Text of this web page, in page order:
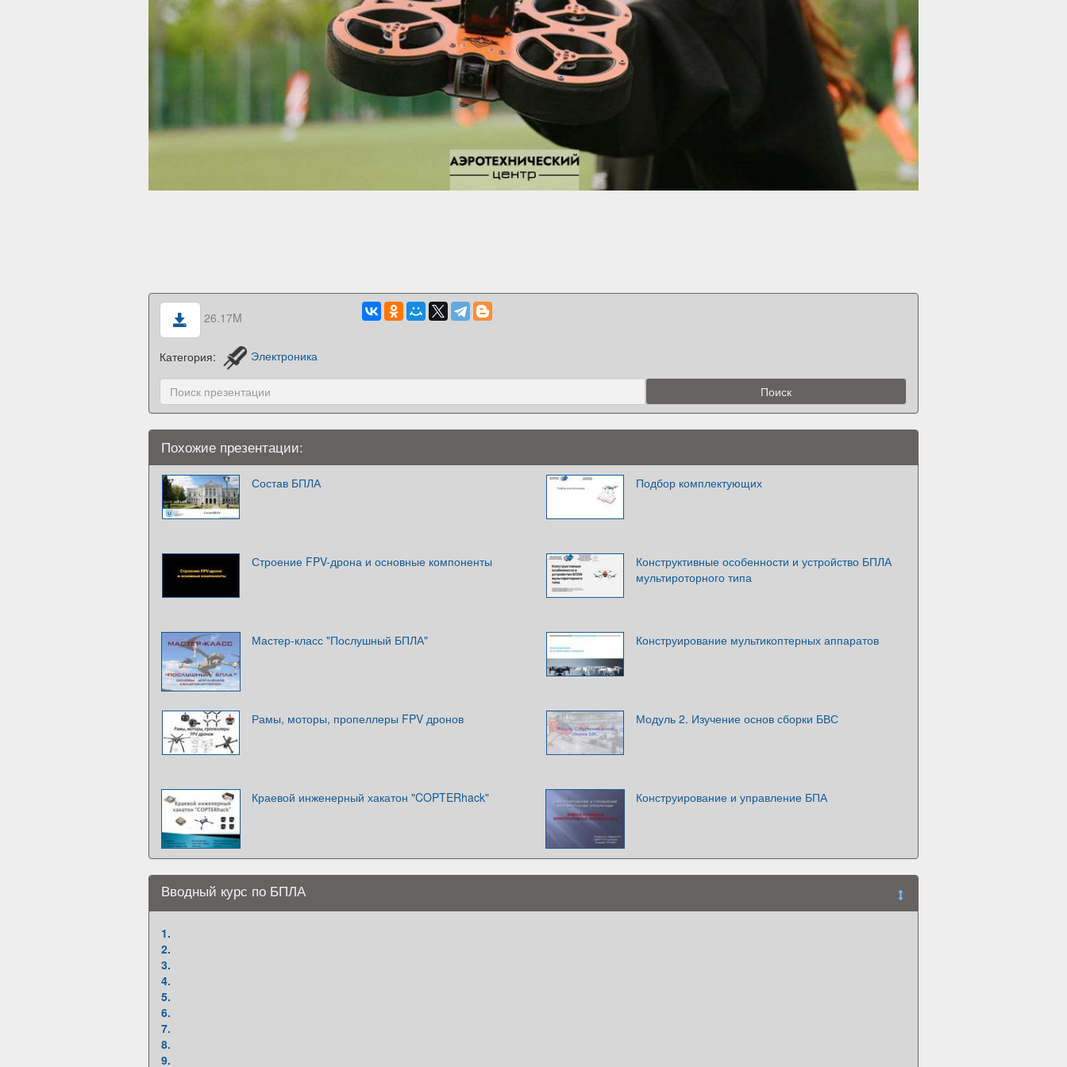
26.17M
Категория: Электроника
Похожие презентации:
Состав БПЛА Подбор комплектующих
Строение FPV-дрона и основные компоненты
Конструктивные особенности и устройство БПЛА
мультироторного типа
Мастер-класс "Послушный БПЛА" Конструирование мультикоптерных аппаратов
Рамы, моторы, пропеллеры FPV дронов Модуль 2. Изучение основ сборки БВС
Краевой инженерный хакатон "COPTERhack" Конструирование и управление БПА
Вводный курс по БПЛА
1.
2.
3.
4.
5.
6.
7.
8.
9.